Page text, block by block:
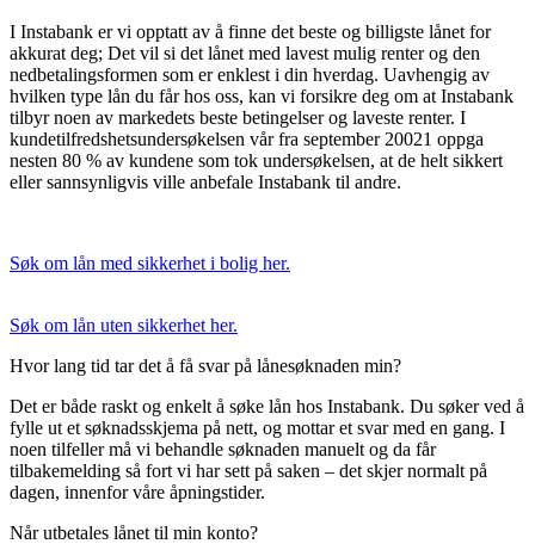
I Instabank er vi opptatt av å finne det beste og billigste lånet for
akkurat deg; Det vil si det lånet med lavest mulig renter og den
nedbetalingsformen som er enklest i din hverdag. Uavhengig av
hvilken type lån du får hos oss, kan vi forsikre deg om at Instabank
tilbyr noen av markedets beste betingelser og laveste renter. I
kundetilfredshetsundersøkelsen vår fra september 20021 oppga
nesten 80 % av kundene som tok undersøkelsen, at de helt sikkert
eller sannsynligvis ville anbefale Instabank til andre.
Søk om lån med sikkerhet i bolig her.
Søk om lån uten sikkerhet her.
Hvor lang tid tar det å få svar på lånesøknaden min?
Det er både raskt og enkelt å søke lån hos Instabank. Du søker ved å
fylle ut et søknadsskjema på nett, og mottar et svar med en gang. I
noen tilfeller må vi behandle søknaden manuelt og da får
tilbakemelding så fort vi har sett på saken – det skjer normalt på
dagen, innenfor våre åpningstider.
Når utbetales lånet til min konto?